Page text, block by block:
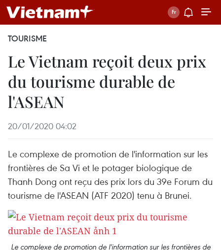
TOURISME
Le Vietnam reçoit deux prix
du tourisme durable de
l'ASEAN
20/01/2020 04:02
Le complexe de promotion de l'information sur les
frontières de Sa Vi et le potager biologique de
Thanh Dong ont reçu des prix lors du 39e Forum du
tourisme de l'ASEAN (ATF 2020) tenu à Brunei.
Le complexe de promotion de l'information sur les frontières de